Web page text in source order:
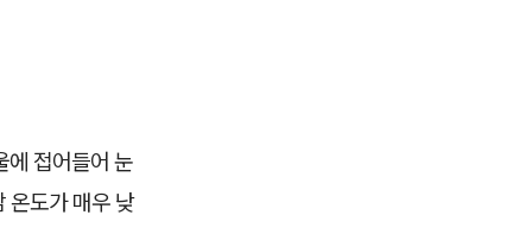
에 접어들어 눈
온도가 매우 낮